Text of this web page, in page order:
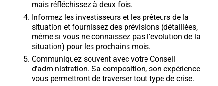
mais réfléchissez à deux fois.
Informez les investisseurs et les prêteurs de la
situation et fournissez des prévisions (détaillées,
même si vous ne connaissez pas l’évolution de la
situation) pour les prochains mois.
Communiquez souvent avec votre Conseil
d’administration. Sa composition, son expérience
vous permettront de traverser tout type de crise.